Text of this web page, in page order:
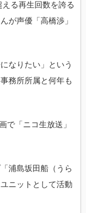
る再生回数を誇る
が声優「高橋渉」
なりたい」という
務所所属と何年も
で「ニコ生放送」
浦島坂田船（うら
ニットとして活動